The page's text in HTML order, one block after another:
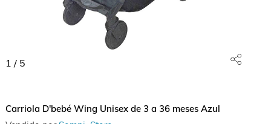
1 / 5
Carriola D'bebé Wing Unisex de 3 a 36 meses Azul